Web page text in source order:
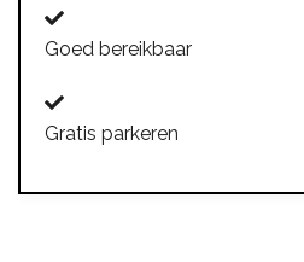
Goed bereikbaar
Gratis parkeren